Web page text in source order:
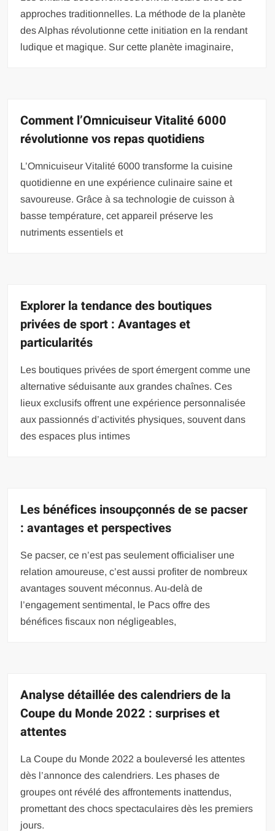
approches traditionnelles. La méthode de la planète
des Alphas révolutionne cette initiation en la rendant
ludique et magique. Sur cette planète imaginaire,
Comment l’Omnicuiseur Vitalité 6000
révolutionne vos repas quotidiens
L’Omnicuiseur Vitalité 6000 transforme la cuisine
quotidienne en une expérience culinaire saine et
savoureuse. Grâce à sa technologie de cuisson à
basse température, cet appareil préserve les
nutriments essentiels et
Explorer la tendance des boutiques
privées de sport : Avantages et
particularités
Les boutiques privées de sport émergent comme une
alternative séduisante aux grandes chaînes. Ces
lieux exclusifs offrent une expérience personnalisée
aux passionnés d’activités physiques, souvent dans
des espaces plus intimes
Les bénéfices insoupçonnés de se pacser
: avantages et perspectives
Se pacser, ce n’est pas seulement officialiser une
relation amoureuse, c’est aussi profiter de nombreux
avantages souvent méconnus. Au-delà de
l’engagement sentimental, le Pacs offre des
bénéfices fiscaux non négligeables,
Analyse détaillée des calendriers de la
Coupe du Monde 2022 : surprises et
attentes
La Coupe du Monde 2022 a bouleversé les attentes
dès l’annonce des calendriers. Les phases de
groupes ont révélé des affrontements inattendus,
promettant des chocs spectaculaires dès les premiers
jours.